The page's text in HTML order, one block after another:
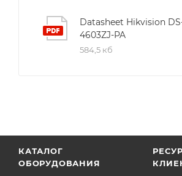
Datasheet Hikvision
4603ZJ-PA
584,5 кб
КАТАЛОГ
ОБОРУДОВАНИЯ